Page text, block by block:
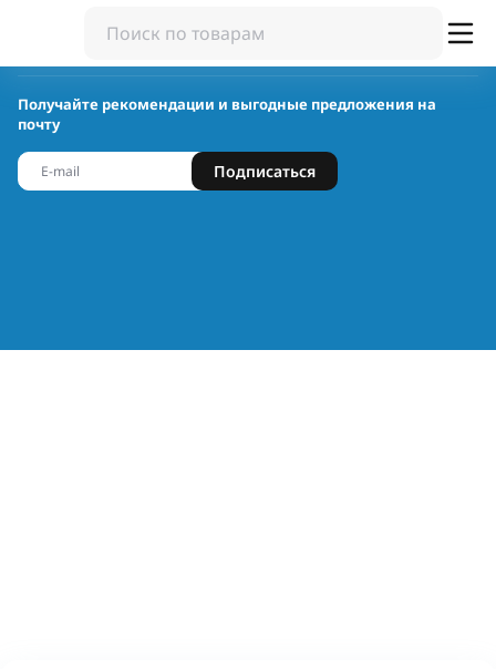
Получайте рекомендации и выгодные предложения на
почту
Подписаться